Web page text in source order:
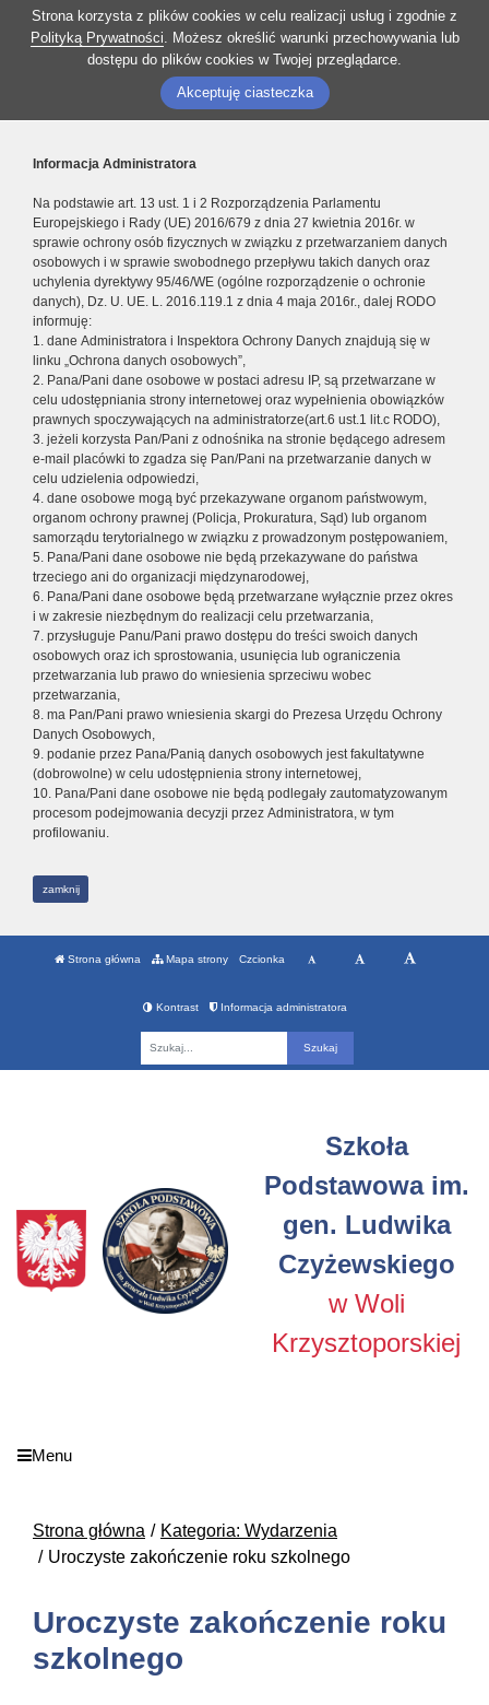
Strona korzysta z plików cookies w celu realizacji usług i zgodnie z
Polityką Prywatności. Możesz określić warunki przechowywania lub
dostępu do plików cookies w Twojej przeglądarce.
Akceptuję ciasteczka
Informacja Administratora
Na podstawie art. 13 ust. 1 i 2 Rozporządzenia Parlamentu
Europejskiego i Rady (UE) 2016/679 z dnia 27 kwietnia 2016r. w
sprawie ochrony osób fizycznych w związku z przetwarzaniem danych
osobowych i w sprawie swobodnego przepływu takich danych oraz
uchylenia dyrektywy 95/46/WE (ogólne rozporządzenie o ochronie
danych), Dz. U. UE. L. 2016.119.1 z dnia 4 maja 2016r., dalej RODO
informuję:
1. dane Administratora i Inspektora Ochrony Danych znajdują się w
linku „Ochrona danych osobowych”,
2. Pana/Pani dane osobowe w postaci adresu IP, są przetwarzane w
celu udostępniania strony internetowej oraz wypełnienia obowiązków
prawnych spoczywających na administratorze(art.6 ust.1 lit.c RODO),
3. jeżeli korzysta Pan/Pani z odnośnika na stronie będącego adresem
e-mail placówki to zgadza się Pan/Pani na przetwarzanie danych w
celu udzielenia odpowiedzi,
4. dane osobowe mogą być przekazywane organom państwowym,
organom ochrony prawnej (Policja, Prokuratura, Sąd) lub organom
samorządu terytorialnego w związku z prowadzonym postępowaniem,
5. Pana/Pani dane osobowe nie będą przekazywane do państwa
trzeciego ani do organizacji międzynarodowej,
6. Pana/Pani dane osobowe będą przetwarzane wyłącznie przez okres
i w zakresie niezbędnym do realizacji celu przetwarzania,
7. przysługuje Panu/Pani prawo dostępu do treści swoich danych
osobowych oraz ich sprostowania, usunięcia lub ograniczenia
przetwarzania lub prawo do wniesienia sprzeciwu wobec
przetwarzania,
8. ma Pan/Pani prawo wniesienia skargi do Prezesa Urzędu Ochrony
Danych Osobowych,
9. podanie przez Pana/Panią danych osobowych jest fakultatywne
(dobrowolne) w celu udostępnienia strony internetowej,
10. Pana/Pani dane osobowe nie będą podlegały zautomatyzowanym
procesom podejmowania decyzji przez Administratora, w tym
profilowaniu.
zamknij
Strona główna Mapa strony Czcionka
Kontrast Informacja administratora
Szkoła
Podstawowa im.
gen. Ludwika
Czyżewskiego
w Woli
Krzysztoporskiej
Menu
Strona główna
Kategoria: Wydarzenia
Uroczyste zakończenie roku szkolnego
Uroczyste zakończenie roku
szkolnego